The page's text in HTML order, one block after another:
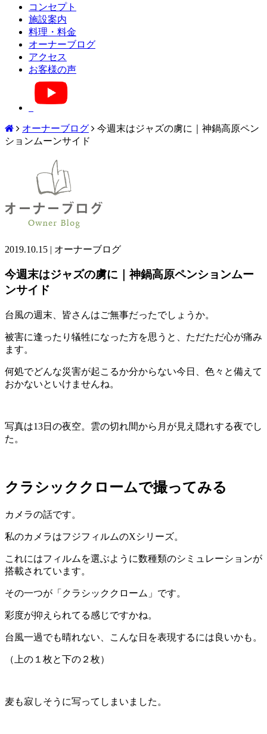
コンセプト
施設案内
料理・料金
オーナーブログ
アクセス
お客様の声
オーナーブログ
今週末はジャズの虜に｜神鍋高原ペン
ションムーンサイド
2019.10.15 | オーナーブログ
今週末はジャズの虜に｜神鍋高原ペンションムー
ンサイド
台風の週末、皆さんはご無事だったでしょうか。
被害に逢ったり犠牲になった方を思うと、ただただ心が痛み
ます。
何処でどんな災害が起こるか分からない今日、色々と備えて
おかないといけませんね。
写真は13日の夜空。雲の切れ間から月が見え隠れする夜でし
た。
クラシッククロームで撮ってみる
カメラの話です。
私のカメラはフジフィルムのXシリーズ。
これにはフィルムを選ぶように数種類のシミュレーションが
搭載されています。
その一つが「クラシッククローム」です。
彩度が抑えられてる感じですかね。
台風一過でも晴れない、こんな日を表現するには良いかも。
（上の１枚と下の２枚）
麦も寂しそうに写ってしまいました。